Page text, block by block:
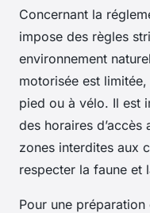
Concernant la
impose des règles
environnement
motorisée est
pied ou à vélo. Il est
des horaires
zones interdites aux
respecter la faune et
Pour une